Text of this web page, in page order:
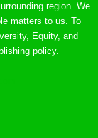
region. We
matters to us. To
Equity, and
policy.